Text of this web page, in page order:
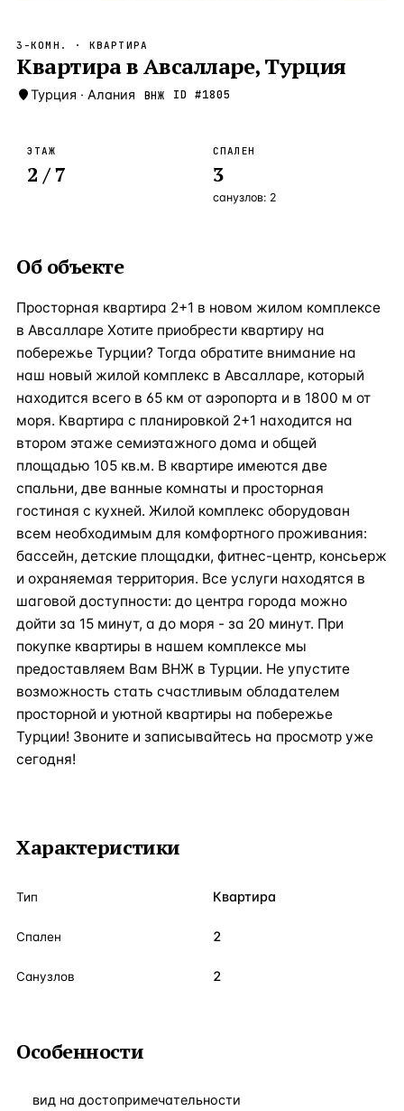
Новороссийск — Локация
Стамбул —Локация
ЧАСТО ИЩУТ
3-КОМН. · КВАРТИРА
Квартира в Авсалларе, Турция
Турция · Алания ВНЖ ID #1805
ЭТАЖ
2 / 7
СПАЛЕН
3
санузлов: 2
Об объекте
Просторная квартира 2+1 в новом жилом комплексе
в Авсалларе Хотите приобрести квартиру на
побережье Турции? Тогда обратите внимание на
наш новый жилой комплекс в Авсалларе, который
находится всего в 65 км от аэропорта и в 1800 м от
моря. Квартира с планировкой 2+1 находится на
втором этаже семиэтажного дома и общей
площадью 105 кв.м. В квартире имеются две
спальни, две ванные комнаты и просторная
гостиная с кухней. Жилой комплекс оборудован
всем необходимым для комфортного проживания:
бассейн, детские площадки, фитнес-центр, консьерж
и охраняемая территория. Все услуги находятся в
шаговой доступности: до центра города можно
дойти за 15 минут, а до моря - за 20 минут. При
покупке квартиры в нашем комплексе мы
предоставляем Вам ВНЖ в Турции. Не упустите
возможность стать счастливым обладателем
просторной и уютной квартиры на побережье
Турции! Звоните и записывайтесь на просмотр уже
сегодня!
Характеристики
Тип Квартира
Спален 2
Санузлов 2
Особенности
вид на достопримечательности